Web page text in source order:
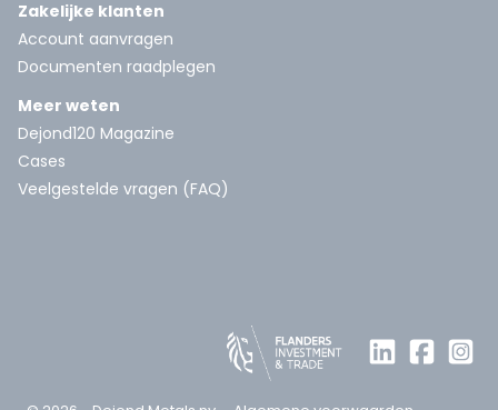
Zakelijke klanten
Account aanvragen
Documenten raadplegen
Meer weten
Dejond120 Magazine
Cases
Veelgestelde vragen (FAQ)